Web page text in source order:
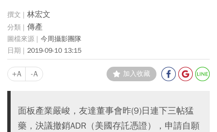
林宏文
傳產
今周攝影團隊
2019-09-10 13:15
+A -A 加入收藏
面板產業嚴峻，友達董事會昨(9)日連下三帖猛
藥，決議撤銷ADR（美國存託憑證），申請自願